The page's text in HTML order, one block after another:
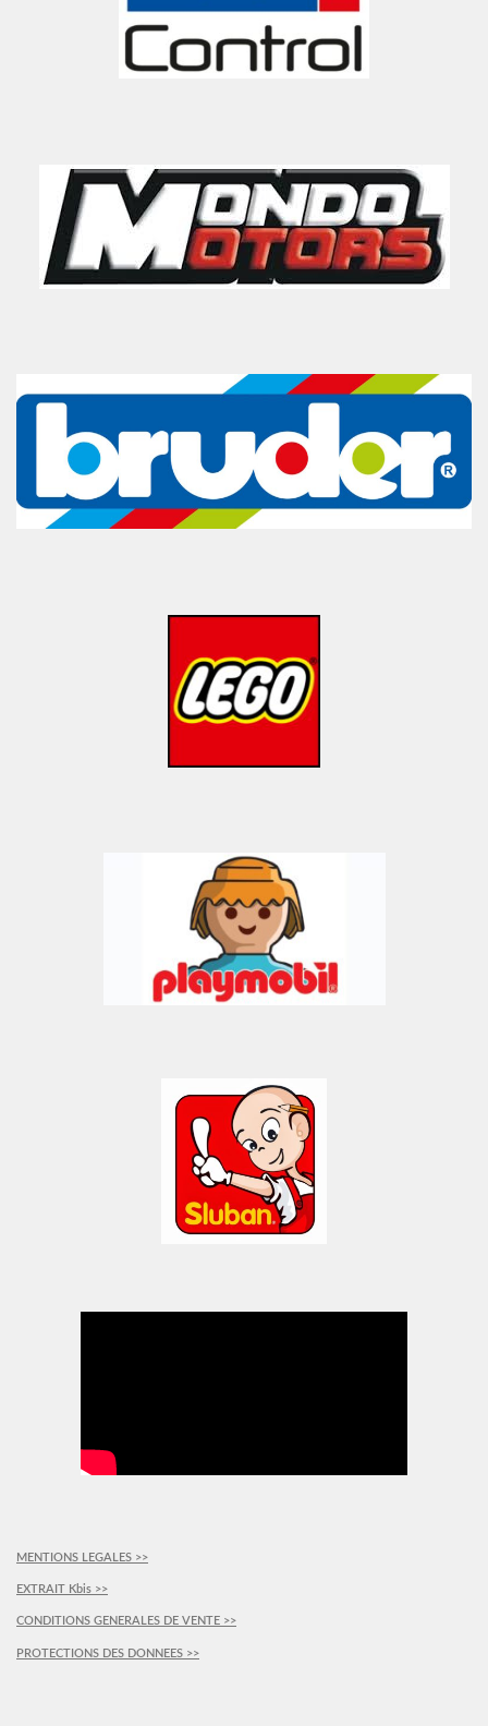
MENTIONS LEGALES >>
EXTRAIT Kbis >>
CONDITIONS GENERALES DE VENTE >>
PROTECTIONS DES DONNEES >>